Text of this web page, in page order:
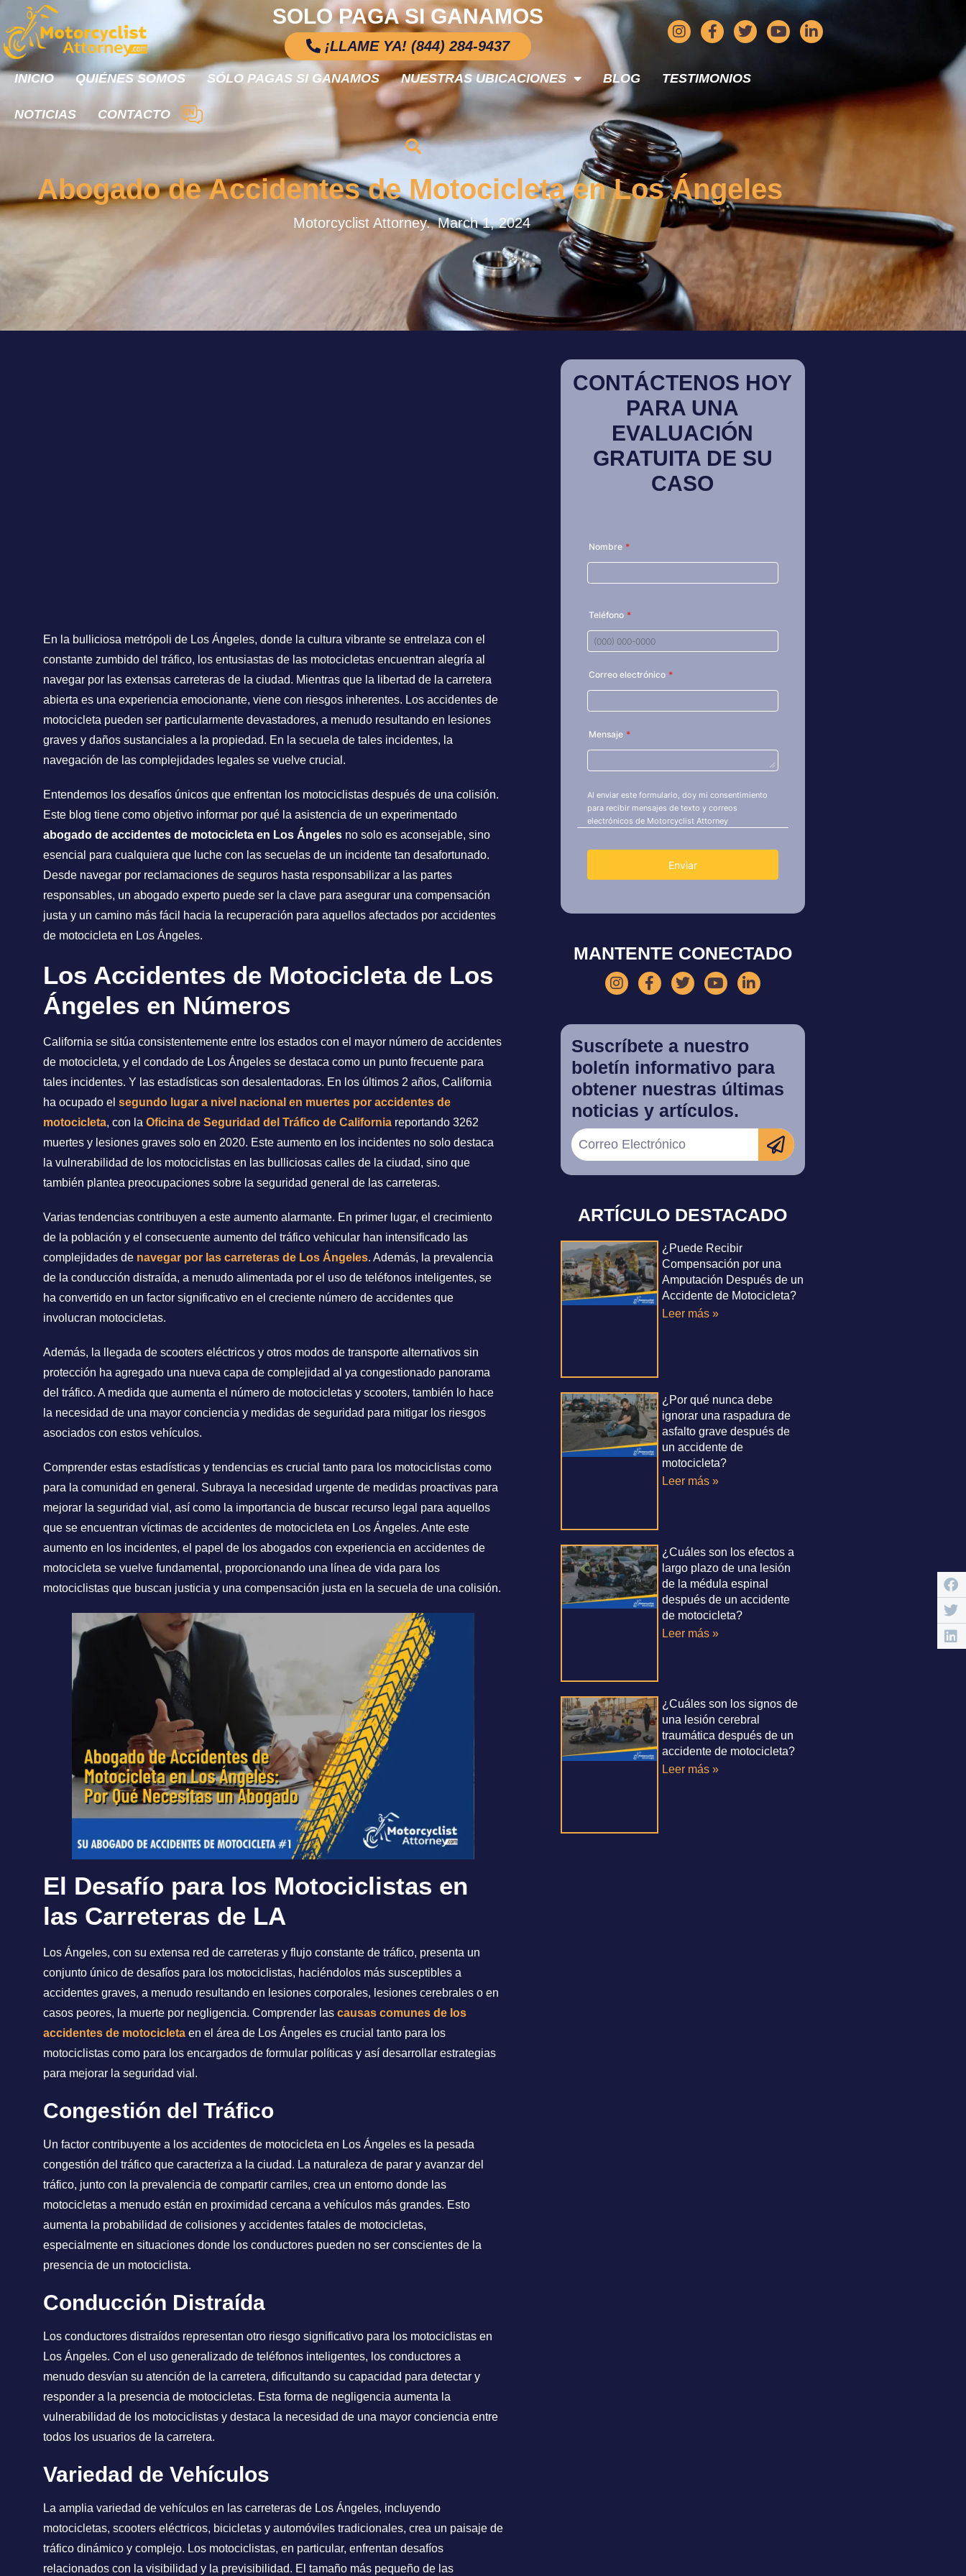
SOLO PAGA SI GANAMOS
¡LLAME YA! (844) 284-9437
INICIO QUIÉNES SOMOS SÓLO PAGAS SI GANAMOS NUESTRAS UBICACIONES BLOG TESTIMONIOS
NOTICIAS CONTACTO
Abogado de Accidentes de Motocicleta en Los Ángeles
Motorcyclist Attorney. March 1, 2024
En la bulliciosa metrópoli de Los Ángeles, donde la cultura vibrante se entrelaza con el
constante zumbido del tráfico, los entusiastas de las motocicletas encuentran alegría al
navegar por las extensas carreteras de la ciudad. Mientras que la libertad de la carretera
abierta es una experiencia emocionante, viene con riesgos inherentes. Los accidentes de
motocicleta pueden ser particularmente devastadores, a menudo resultando en lesiones
graves y daños sustanciales a la propiedad. En la secuela de tales incidentes, la
navegación de las complejidades legales se vuelve crucial.
Entendemos los desafíos únicos que enfrentan los motociclistas después de una colisión.
Este blog tiene como objetivo informar por qué la asistencia de un experimentado
abogado de accidentes de motocicleta en Los Ángeles no solo es aconsejable, sino
esencial para cualquiera que luche con las secuelas de un incidente tan desafortunado.
Desde navegar por reclamaciones de seguros hasta responsabilizar a las partes
responsables, un abogado experto puede ser la clave para asegurar una compensación
justa y un camino más fácil hacia la recuperación para aquellos afectados por accidentes
de motocicleta en Los Ángeles.
Los Accidentes de Motocicleta de Los
Ángeles en Números
California se sitúa consistentemente entre los estados con el mayor número de accidentes
de motocicleta, y el condado de Los Ángeles se destaca como un punto frecuente para
tales incidentes. Y las estadísticas son desalentadoras. En los últimos 2 años, California
ha ocupado el segundo lugar a nivel nacional en muertes por accidentes de
motocicleta, con la Oficina de Seguridad del Tráfico de California reportando 3262
muertes y lesiones graves solo en 2020. Este aumento en los incidentes no solo destaca
la vulnerabilidad de los motociclistas en las bulliciosas calles de la ciudad, sino que
también plantea preocupaciones sobre la seguridad general de las carreteras.
Varias tendencias contribuyen a este aumento alarmante. En primer lugar, el crecimiento
de la población y el consecuente aumento del tráfico vehicular han intensificado las
complejidades de navegar por las carreteras de Los Ángeles. Además, la prevalencia
de la conducción distraída, a menudo alimentada por el uso de teléfonos inteligentes, se
ha convertido en un factor significativo en el creciente número de accidentes que
involucran motocicletas.
Además, la llegada de scooters eléctricos y otros modos de transporte alternativos sin
protección ha agregado una nueva capa de complejidad al ya congestionado panorama
del tráfico. A medida que aumenta el número de motocicletas y scooters, también lo hace
la necesidad de una mayor conciencia y medidas de seguridad para mitigar los riesgos
asociados con estos vehículos.
Comprender estas estadísticas y tendencias es crucial tanto para los motociclistas como
para la comunidad en general. Subraya la necesidad urgente de medidas proactivas para
mejorar la seguridad vial, así como la importancia de buscar recurso legal para aquellos
que se encuentran víctimas de accidentes de motocicleta en Los Ángeles. Ante este
aumento en los incidentes, el papel de los abogados con experiencia en accidentes de
motocicleta se vuelve fundamental, proporcionando una línea de vida para los
motociclistas que buscan justicia y una compensación justa en la secuela de una colisión.
El Desafío para los Motociclistas en
las Carreteras de LA
Los Ángeles, con su extensa red de carreteras y flujo constante de tráfico, presenta un
conjunto único de desafíos para los motociclistas, haciéndolos más susceptibles a
accidentes graves, a menudo resultando en lesiones corporales, lesiones cerebrales o en
casos peores, la muerte por negligencia. Comprender las causas comunes de los
accidentes de motocicleta en el área de Los Ángeles es crucial tanto para los
motociclistas como para los encargados de formular políticas y así desarrollar estrategias
para mejorar la seguridad vial.
Congestión del Tráfico
Un factor contribuyente a los accidentes de motocicleta en Los Ángeles es la pesada
congestión del tráfico que caracteriza a la ciudad. La naturaleza de parar y avanzar del
tráfico, junto con la prevalencia de compartir carriles, crea un entorno donde las
motocicletas a menudo están en proximidad cercana a vehículos más grandes. Esto
aumenta la probabilidad de colisiones y accidentes fatales de motocicletas,
especialmente en situaciones donde los conductores pueden no ser conscientes de la
presencia de un motociclista.
Conducción Distraída
Los conductores distraídos representan otro riesgo significativo para los motociclistas en
Los Ángeles. Con el uso generalizado de teléfonos inteligentes, los conductores a
menudo desvían su atención de la carretera, dificultando su capacidad para detectar y
responder a la presencia de motocicletas. Esta forma de negligencia aumenta la
vulnerabilidad de los motociclistas y destaca la necesidad de una mayor conciencia entre
todos los usuarios de la carretera.
Variedad de Vehículos
La amplia variedad de vehículos en las carreteras de Los Ángeles, incluyendo
motocicletas, scooters eléctricos, bicicletas y automóviles tradicionales, crea un paisaje de
tráfico dinámico y complejo. Los motociclistas, en particular, enfrentan desafíos
relacionados con la visibilidad y la previsibilidad. El tamaño más pequeño de las
CONTÁCTENOS HOY
PARA UNA
EVALUACIÓN
GRATUITA DE SU
CASO
MANTENTE CONECTADO
Suscríbete a nuestro
boletín informativo para
obtener nuestras últimas
noticias y artículos.
ARTÍCULO DESTACADO
¿Puede Recibir
Compensación por una
Amputación Después de un
Accidente de Motocicleta?
Leer más »
¿Por qué nunca debe
ignorar una raspadura de
asfalto grave después de
un accidente de
motocicleta?
Leer más »
¿Cuáles son los efectos a
largo plazo de una lesión
de la médula espinal
después de un accidente
de motocicleta?
Leer más »
¿Cuáles son los signos de
una lesión cerebral
traumática después de un
accidente de motocicleta?
Leer más »